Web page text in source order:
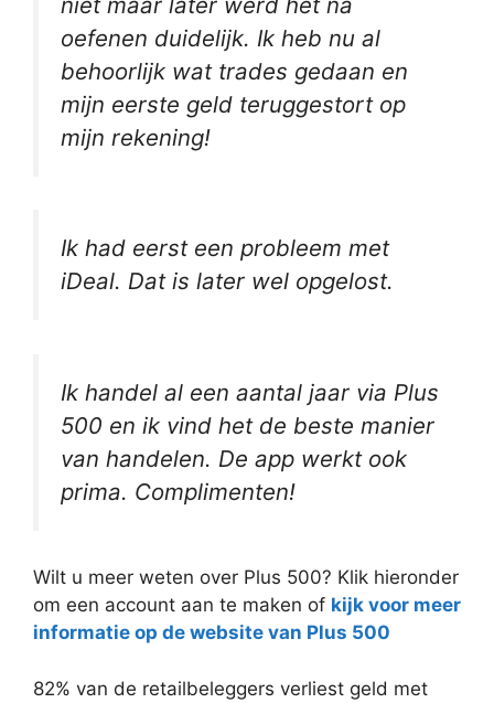
oefenen duidelijk. Ik heb nu al
behoorlijk wat trades gedaan en
mijn eerste geld teruggestort op
mijn rekening!
Ik had eerst een probleem met
iDeal. Dat is later wel opgelost.
Ik handel al een aantal jaar via Plus
500 en ik vind het de beste manier
van handelen. De app werkt ook
prima. Complimenten!
Wilt u meer weten over Plus 500? Klik hieronder
om een account aan te maken of kijk voor meer
informatie op de website van Plus 500
82% van de retailbeleggers verliest geld met